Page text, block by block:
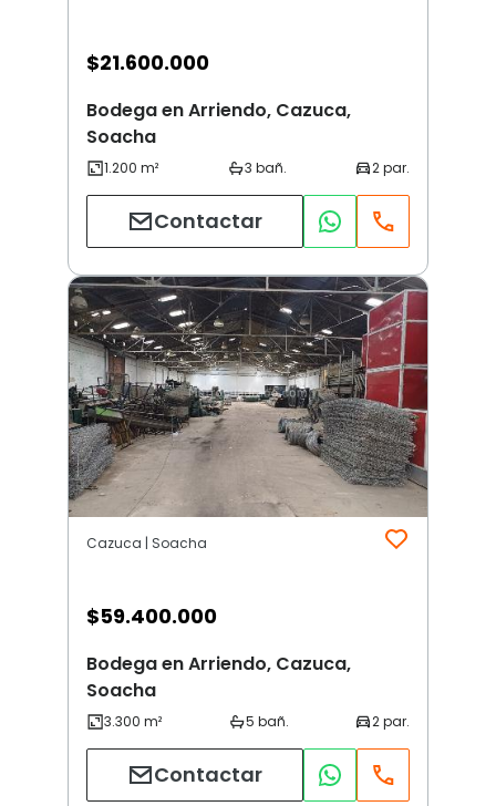
$21.600.000
Bodega en Arriendo, Cazuca,
Soacha
Contactar
Cazuca | Soacha
$59.400.000
Bodega en Arriendo, Cazuca,
Soacha
Contactar